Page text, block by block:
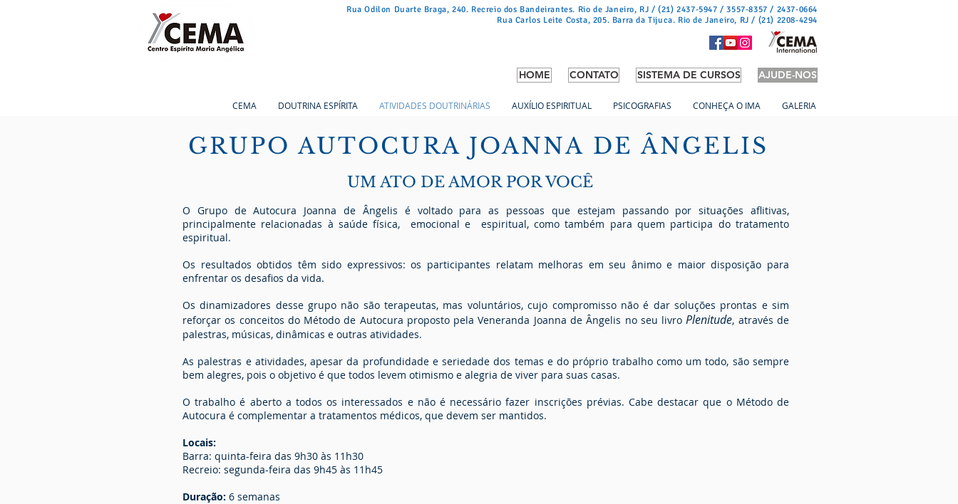
Rua Odilon Duarte Braga, 240. Recreio dos Bandeirantes. Rio de Janeiro, RJ / (21) 2437-5947 / 3557-8357 / 2437-0664
Rua Carlos Leite Costa, 205. Barra da Tijuca. Rio de Janeiro, RJ / (21) 2208-4294
AJUDE-NOS
CEMA DOUTRINA ESPÍRITA ATIVIDADES DOUTRINÁRIAS AUXÍLIO ESPIRITUAL PSICOGRAFIAS CONHEÇA O IMA GALERIA
CONTATO
HOME SISTEMA DE CURSOS
GRUPO AUTOCURA JOANNA DE ÂNGELIS
UM ATO DE AMOR POR VOCÊ
O Grupo de Autocura Joanna de Ângelis é voltado para as pessoas que estejam passando por situações aflitivas,
principalmente relacionadas à saúde física, emocional e espiritual, como também para quem participa do tratamento
espiritual.
Os resultados obtidos têm sido expressivos: os participantes relatam melhoras em seu ânimo e maior disposição para
enfrentar os desafios da vida.
​Os dinamizadores desse grupo não são terapeutas, mas voluntários, cujo compromisso não é dar soluções prontas e sim
reforçar os conceitos do Método de Autocura proposto pela Veneranda Joanna de Ângelis no seu livroPlenitude, através de
palestras, músicas, dinâmicas e outras atividades.
As palestras e atividades, apesar da profundidade e seriedade dos temas e do próprio trabalho como um todo, são sempre
bem alegres, pois o objetivo é que todos levem otimismo e alegria de viver para suas casas.
O trabalho é aberto a todos os interessados e não é necessário fazer inscrições prévias. Cabe destacar que o Método de
Autocura é complementar a tratamentos médicos, que devem ser mantidos.
Locais:
Barra: quinta-feira das 9h30 às 11h30
Recreio: segunda-feira das 9h45 às 11h45
Duração: 6 semanas